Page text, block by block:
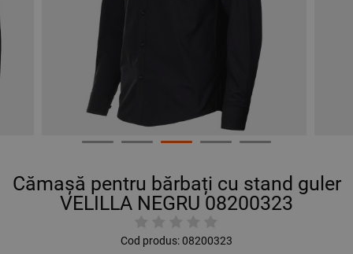
Cămașă pentru bărbați cu stand guler
VELILLA NEGRU 08200323
Cod produs:08200323